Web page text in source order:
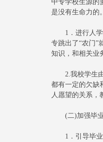
中专学校生源的
是没有生命力的。
1．进行人学
专跳出了“农门”
知识，和相关业
2.我校学生由
都有一定的欠缺
人愿望的关系
(二)加强毕业
1．引导毕业